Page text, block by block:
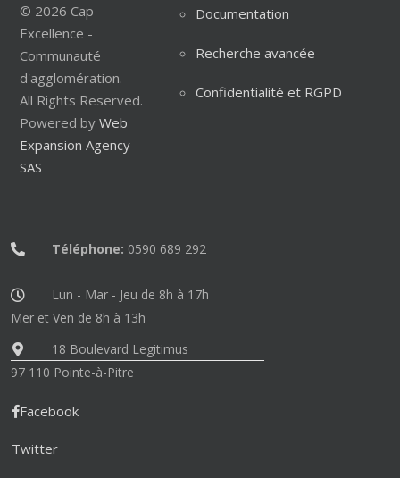
© 2026 Cap
Excellence -
Communauté
d'agglomération.
All Rights Reserved.
Powered by Web
Expansion Agency
SAS
Documentation
Recherche avancée
Confidentialité et RGPD
Téléphone: 0590 689 292
Lun - Mar - Jeu de 8h à 17h
Mer et Ven de 8h à 13h
18 Boulevard Legitimus
97 110 Pointe-à-Pitre
Facebook
Twitter